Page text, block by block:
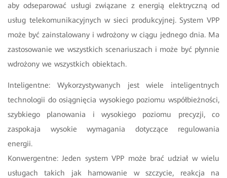
aby odseparować usługi związane z energią elektryczną od
usług telekomunikacyjnych w sieci produkcyjnej. System VPP
może być zainstalowany i wdrożony w ciągu jednego dnia. Ma
zastosowanie we wszystkich scenariuszach i może być płynnie
wdrożony we wszystkich obiektach.
Inteligentne: Wykorzystywanych jest wiele inteligentnych
technologii do osiągnięcia wysokiego poziomu współbieżności,
szybkiego planowania i wysokiego poziomu precyzji, co
zaspokaja wysokie wymagania dotyczące regulowania
energii.
Konwergentne: Jeden system VPP może brać udział w wielu
usługach takich jak hamowanie w szczycie, reakcja na